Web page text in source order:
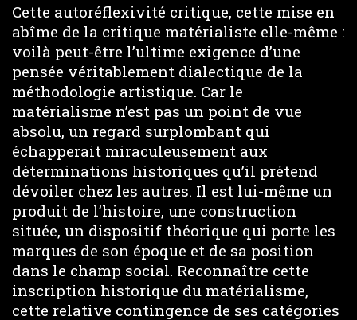
Cette autoréflexivité critique, cette mise en
abîme de la critique matérialiste elle-même :
voilà peut-être l’ultime exigence d’une
pensée véritablement dialectique de la
méthodologie artistique. Car le
matérialisme n’est pas un point de vue
absolu, un regard surplombant qui
échapperait miraculeusement aux
déterminations historiques qu’il prétend
dévoiler chez les autres. Il est lui-même un
produit de l’histoire, une construction
située, un dispositif théorique qui porte les
marques de son époque et de sa position
dans le champ social. Reconnaître cette
inscription historique du matérialisme,
cette relative contingence de ses catégories